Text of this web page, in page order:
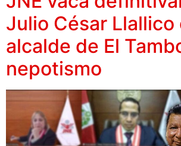
Julio César Llallico
alcalde de El
nepotismo